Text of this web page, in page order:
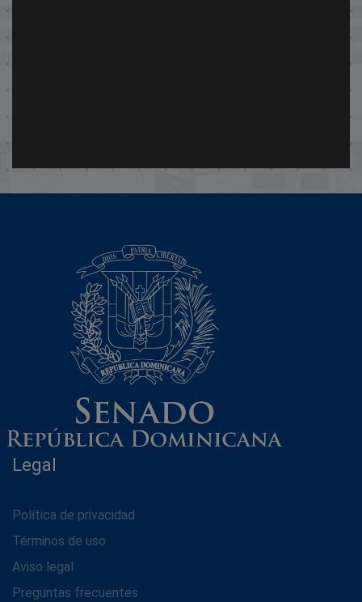
Legal
Política de privacidad
Términos de uso
Aviso legal
Preguntas frecuentes